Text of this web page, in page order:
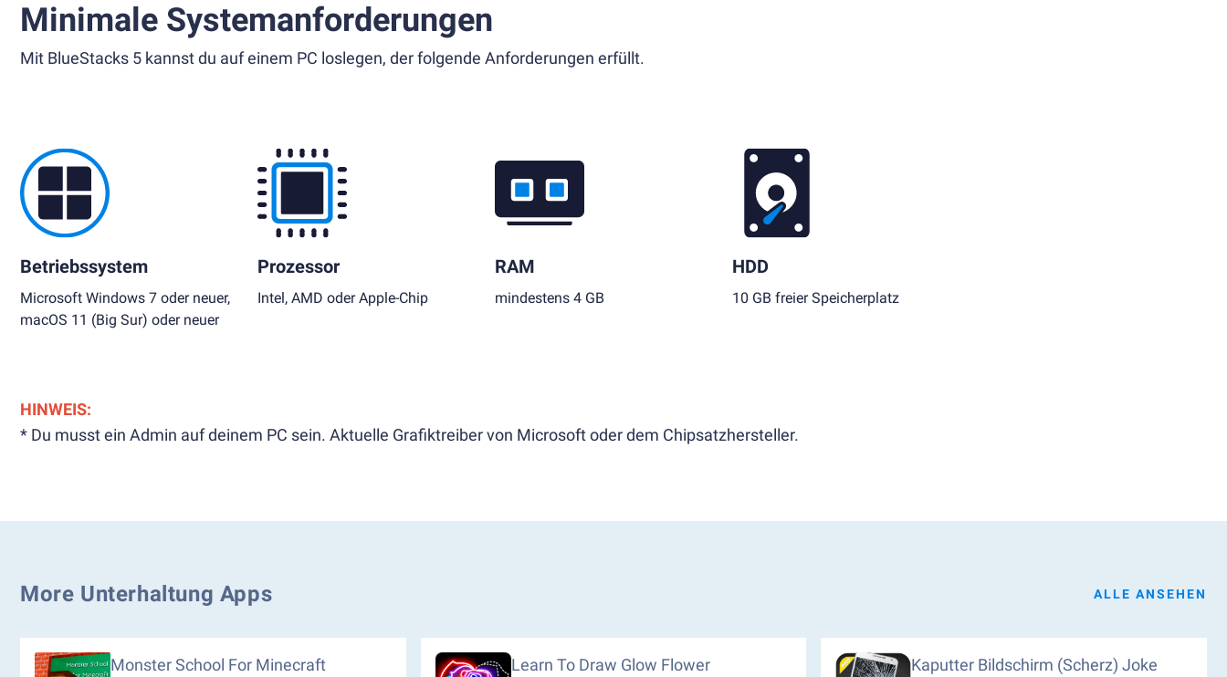
Minimale Systemanforderungen
Mit BlueStacks 5 kannst du auf einem PC loslegen, der folgende Anforderungen erfüllt.
Betriebssystem
Microsoft Windows 7 oder neuer,
macOS 11 (Big Sur) oder neuer
Prozessor
Intel, AMD oder Apple-Chip
RAM
mindestens 4 GB
HDD
10 GB freier Speicherplatz
HINWEIS:
* Du musst ein Admin auf deinem PC sein. Aktuelle Grafiktreiber von Microsoft oder dem Chipsatzhersteller.
More Unterhaltung Apps ALLE ANSEHEN
Monster School For Minecraft Learn To Draw Glow Flower Kaputter Bildschirm (Scherz) Joke